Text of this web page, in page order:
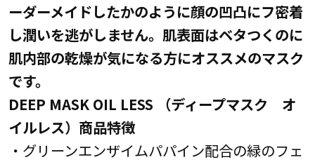
ーダーメイドしたかのように顔の凹凸にフ密着
し潤いを逃がしません。肌表面はベタつくのに
肌内部の乾燥が気になる方にオススメのマスク
です。
DEEP MASK OIL LESS （ディープマスク オ
イルレス）商品特徴
・グリーンエンザイムパパイン配合の緑のフェ